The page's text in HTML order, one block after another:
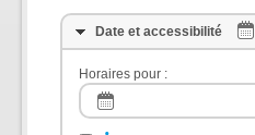
Date et accessibilité
Horaires pour :